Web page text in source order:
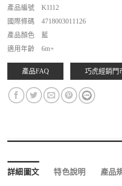
產品編號 K1112
國際條碼 4718003011126
產品顏色 藍
適用年齡 6m+
產品FAQ 巧虎經銷門
詳細圖文 特色說明 產品